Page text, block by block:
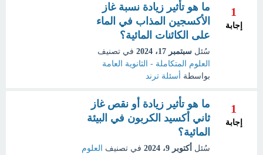
1
إجابة
ما هو تأثير زيادة نسبة غاز
الأكسجين المذاب في الماء
على الكائنات المائية؟
سُئل سبتمبر 17، 2024
في تصنيف
العلوم المتكاملة - الثانوية العامة
بواسطة
أسئلة ترند
1
إجابة
ما هو تأثير زيادة أو نقص غاز
ثاني أكسيد الكربون في البيئة
المائية؟
سُئل أكتوبر 9، 2024 في تصنيف
العلوم